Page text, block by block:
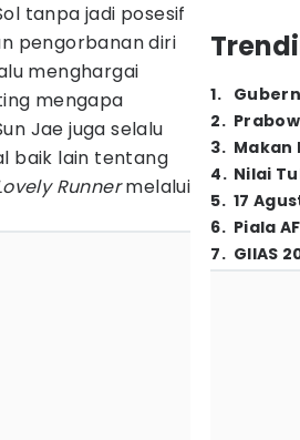
tanpa jadi posesif
pengorbanan diri
menghargai
mengapa
Jae juga selalu
baik lain tentang
Runnermelalui
1.
2.
3. Makan
4. Nilai
5. 17
6. Piala
7. GIIAS